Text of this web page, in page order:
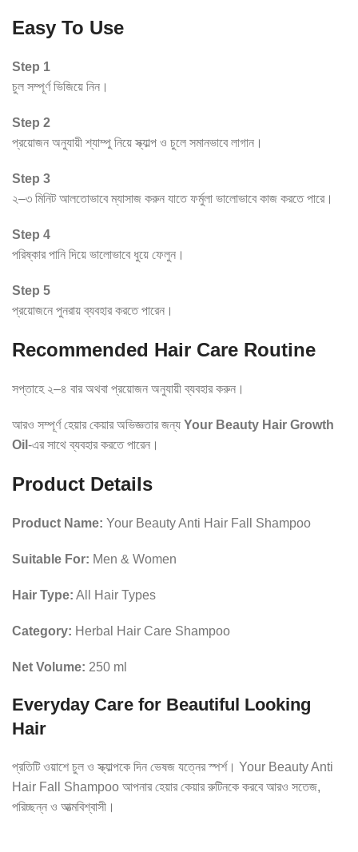
Easy To Use
Step 1
চুল সম্পূর্ণ ভিজিয়ে নিন।
Step 2
প্রয়োজন অনুযায়ী শ্যাম্পু নিয়ে স্ক্যাল্প ও চুলে সমানভাবে লাগান।
Step 3
২–৩ মিনিট আলতোভাবে ম্যাসাজ করুন যাতে ফর্মুলা ভালোভাবে কাজ করতে পারে।
Step 4
পরিষ্কার পানি দিয়ে ভালোভাবে ধুয়ে ফেলুন।
Step 5
প্রয়োজনে পুনরায় ব্যবহার করতে পারেন।
Recommended Hair Care Routine
সপ্তাহে ২–৪ বার অথবা প্রয়োজন অনুযায়ী ব্যবহার করুন।
আরও সম্পূর্ণ হেয়ার কেয়ার অভিজ্ঞতার জন্য Your Beauty Hair Growth
Oil -এর সাথে ব্যবহার করতে পারেন।
Product Details
Product Name: Your Beauty Anti Hair Fall Shampoo
Suitable For: Men & Women
Hair Type: All Hair Types
Category: Herbal Hair Care Shampoo
Net Volume: 250 ml
Everyday Care for Beautiful Looking
Hair
প্রতিটি ওয়াশে চুল ও স্ক্যাল্পকে দিন ভেষজ যত্নের স্পর্শ। Your Beauty Anti
Hair Fall Shampoo আপনার হেয়ার কেয়ার রুটিনকে করবে আরও সতেজ,
পরিচ্ছন্ন ও আত্মবিশ্বাসী।